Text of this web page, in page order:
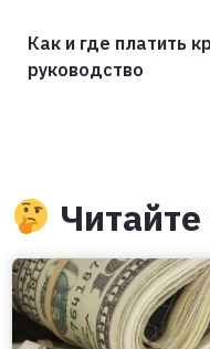
Как и где платить
руководство